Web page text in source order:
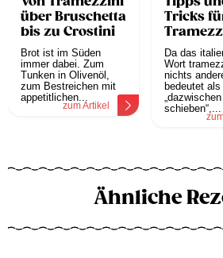
über Bruschetta
bis zu Crostini
Brot ist im Süden
immer dabei. Zum
Tunken in Olivenöl,
zum Bestreichen mit
appetitlichen...
zum Artikel
Tricks
Da das
Wort
nichts
bedeutet als
„dazwischen
schieben“,...
Ähnliche